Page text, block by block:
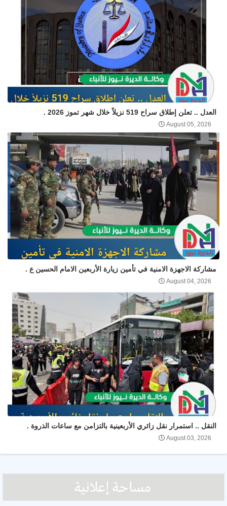
العدل .. تعلن إطلاق سراح 519 نزيلاً خلال شهر تموز 2026 .
August 05, 2026
مشاركة الاجهزة الامنية في تأمين زيارة الأربعين الامام الحسين ع .
August 04, 2026
النقل .. استمرار نقل زائري الأربعينية بالتزامن مع ساعات الذروة .
August 03, 2026